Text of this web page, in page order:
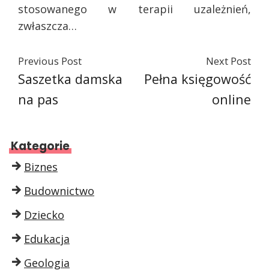
stosowanego w terapii uzależnień,
zwłaszcza…
Previous Post
Saszetka damska
na pas
Next Post
Pełna księgowość
online
Kategorie
Biznes
Budownictwo
Dziecko
Edukacja
Geologia